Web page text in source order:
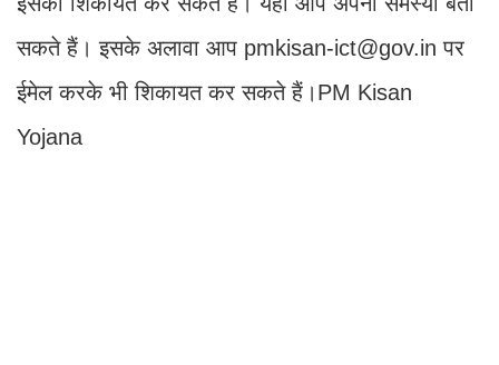
सकते हैं। इसके अलावा आप pmkisan-ict@gov.in पर
ईमेल करके भी शिकायत कर सकते हैं।PM Kisan
Yojana